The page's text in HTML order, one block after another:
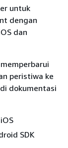
untuk
dengan
dan
peristiwa ke
dokumentasi
SDK